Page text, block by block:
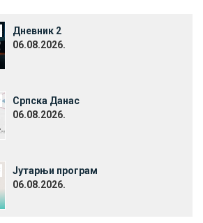
Дневник 2
06.08.2026.
Српска Данас
06.08.2026.
Јутарњи програм
06.08.2026.